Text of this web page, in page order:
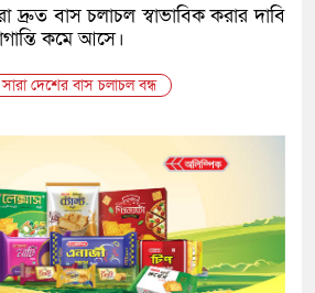
দ্রুত বাস চলাচল স্বাভাবিক করার দাবি
কমে আসে।
দেশের বাস চলাচল বন্ধ